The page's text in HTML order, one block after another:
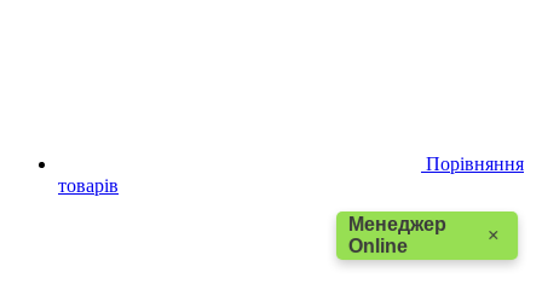
Менеджер
Online
×
Порівняння
товарів